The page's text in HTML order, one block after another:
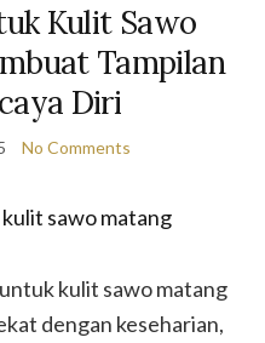
Kulit Sawo
Tampilan
Diri
No Comments
kulit sawo matang
dengan keseharian,